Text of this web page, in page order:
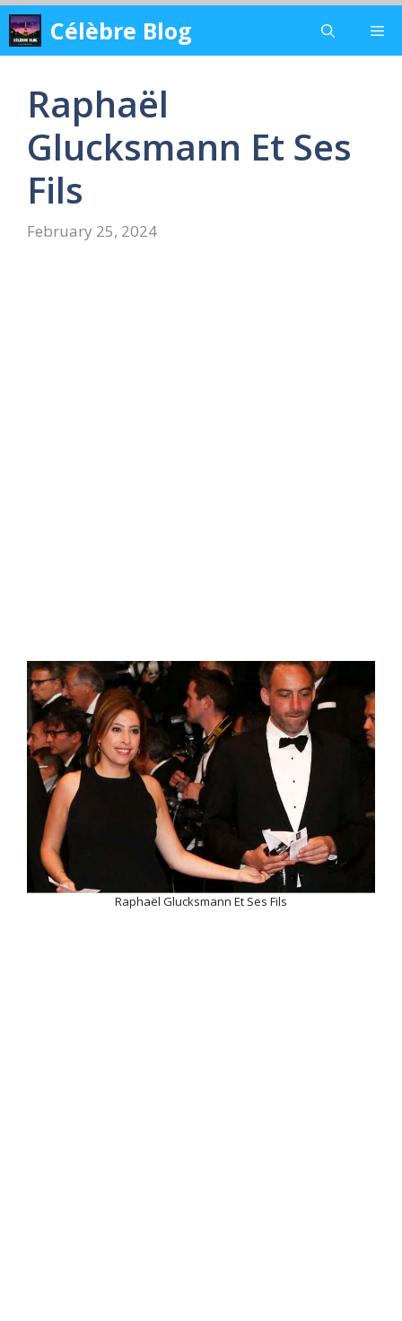
Skip
to
content
Célèbre Blog
Raphaël
Glucksmann Et Ses
Fils
February 25, 2024
Raphaël Glucksmann Et Ses Fils